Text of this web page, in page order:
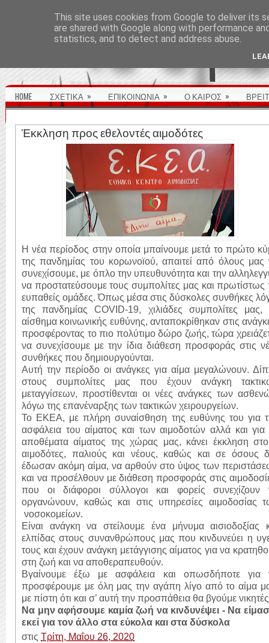
HOME ΣΧΕΤΙΚΑ » ΕΠΙΚΟΙΝΩΝΙΑ » Ο ΚΑΙΡΟΣ »
Έκκληση προς εθελοντές αιμοδότες
Η νέα περίοδος στην οποία μπαίνουμε μετά το πρώτο
της πανδημίας του κορωνοϊού, απαιτεί από όλους μας
συνεχίσουμε, με όπλο την υπευθυνότητα και την
να προστατεύσουμε τους συμπολίτες μας και πρωτίστως
ευπαθείς ομάδες. Όπως μέσα στις δύσκολες συνθήκες
της πανδημίας COVID-19, χιλιάδες συμπολίτες μας,
αίσθημα κοινωνικής ευθύνης, ανταποκρίθηκαν στις
προσφέροντας το πιο πολύτιμο δώρο ζωής, τώρα
να συνεχίσουμε με την ίδια διάθεση προσφοράς στις
συνθήκες που δημιουργούνται.
Αυτή την περίοδο οι ανάγκες για αίμα μεγαλώνουν.
στους συμπολίτες μας που έχουν ανάγκη
μεταγγίσεων, προστίθενται οι νέες ανάγκες των
λόγω της επανέναρξης των τακτικών χειρουργείων.
Το ΕΚΕΑ, με πλήρη συναίσθηση της ευθύνης του για
ασφάλεια του αίματος και των αιμοδοτών αλλά και για
αποθέματα αίματος της χώρας μας, κάνει έκκληση
αιμοδότες, παλιούς και νέους, καθώς και σε όσους
έδωσαν ακόμη αίμα, να αρθούν στο ύψος των
και να προσέλθουν με διάθεση προσφοράς στις
που οι διάφοροι σύλλογοι και φορείς συνεχίζουν
οργανώνουν, καθώς και στις υπηρεσίες αιμοδοσίας
νοσοκομείων.
Είναι ανάγκη να στείλουμε ένα μήνυμα αισιοδοξίας
ελπίδας στους συνανθρώπους μας που κινδυνεύει η
τους και έχουν ανάγκη μετάγγισης αίματος για να
στη ζωή και να αποθεραπευθούν.
Βγαίνουμε έξω με ασφάλεια και οπωσδήποτε για
προσφέρουμε με όλη μας την αγάπη λίγο από το αίμα
με πίστη ότι και σ’ αυτή την προσπάθεια θα βγούμε
Να μην αφήσουμε καμία ζωή να κινδυνέψει - Να
εκεί για τον άλλο στα εύκολα και στα δύσκολα
στις Τρίτη, Μαΐου 26, 2020
This site uses cookies from Google to deliver its
are shared with Google along with performance
statistics, and to detect and address abuse.